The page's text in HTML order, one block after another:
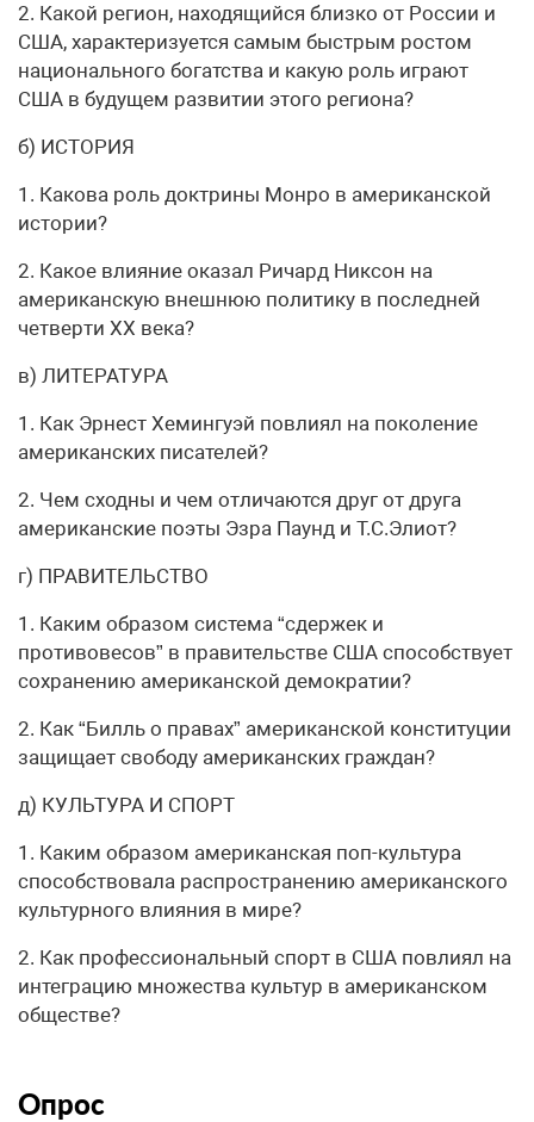
2. Какой регион, находящийся близко от России и
США, характеризуется самым быстрым ростом
национального богатства и какую роль играют
США в будущем развитии этого региона?
б) ИСТОРИЯ
1. Какова роль доктрины Монро в американской
истории?
2. Какое влияние оказал Ричард Никсон на
американскую внешнюю политику в последней
четверти XX века?
в) ЛИТЕРАТУРА
1. Как Эрнест Хемингуэй повлиял на поколение
американских писателей?
2. Чем сходны и чем отличаются друг от друга
американские поэты Эзра Паунд и Т.С.Элиот?
г) ПРАВИТЕЛЬСТВО
1. Каким образом система “сдержек и
противовесов” в правительстве США способствует
сохранению американской демократии?
2. Как “Билль о правах” американской конституции
защищает свободу американских граждан?
д) КУЛЬТУРА И СПОРТ
1. Каким образом американская поп-культура
способствовала распространению американского
культурного влияния в мире?
2. Как профессиональный спорт в США повлиял на
интеграцию множества культур в американском
обществе?
Опрос